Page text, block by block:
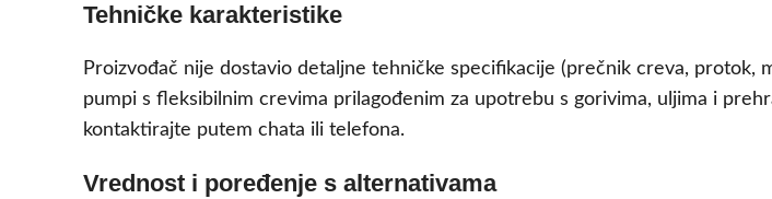
Tehničke karakteristike
Proizvođač nije dostavio detaljne tehničke specifikacije (prečnik creva,
pumpi s fleksibilnim crevima prilagođenim za upotrebu s gorivima, uljima i
kontaktirajte putem chata ili telefona.
Vrednost i poređenje s alternativama